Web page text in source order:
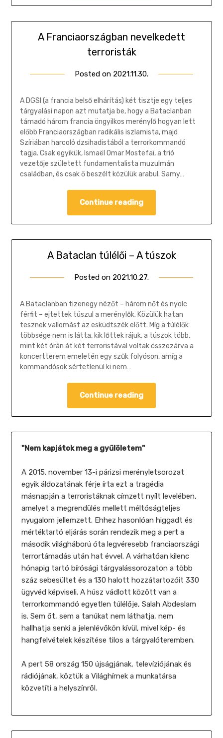
A Franciaországban nevelkedett
terroristák
Posted on 2021.11.30.
Géza
A DGSI (a francia belső elhárítás) két tisztje egy teljes
tárgyalási napon azt mutatja be, hogy a Bataclanban
támadó három francia öngyilkos merénylő hogyan lett
előbb Franciaországban radikális iszlamista, majd
Szíriában harcoló dzsihadistából a terrorkommandó
tagja. Csak egyikük, Ismaël Omar Mostefaï, a trió
vezetője született fundamentalista muzulmán
családban, és csak ő beszélt közülük arabul. Samy…
Continue reading
A Bataclan túlélői – A túszok
Posted on 2021.10.27.
Géza
A Bataclanban tizenegy nézőt – három nőt és nyolc
férfit – ejtettek túszul a merénylők. Közülük hatan
tesznek vallomást az esküdtszék előtt. Míg a túlélők
többsége nem is látta, kik lőttek rájuk, a túszok több,
mint két órán át két terroristával voltak összezárva a
koncertterem emeletén egy szűk folyóson, amíg a
kommandósok sértetlenül ki nem…
Continue reading
"Nem kapjátok meg a gyűlöletem"
A 2015. november 13-i párizsi merényletsorozat
egyik áldozatának férje írta ezt a tragédia
másnapján a terroristáknak címzett nyílt levelében,
amelyet a megrendülés mellett méltóságteljes
nyugalom jellemzett. Ehhez hasonlóan higgadt és
mértéktartó eljárás során rendezik meg a pert a
második világháború óta legvéresebb franciaországi
terrortámadás után hat évvel. A várhatóan kilenc
hónapig tartó bírósági tárgyalássorozaton a több
száz sebesültet és a 130 halott hozzátartozóit 330
ügyvéd képviseli. A húsz vádlott között van a
terrorkommandó egyetlen túlélője, Salah Abdeslam
is. Sem őt, sem a tanúkat nem láthatja, nem
hallhatja senki a jelenlévőkön kívül, mivel kép- és
hangfelvételek készítése tilos a tárgyalóteremben.
A pert 58 ország 150 újságjának, televíziójának és
rádiójának, köztük a Világhírnek a munkatársa
közvetíti a helyszínről.